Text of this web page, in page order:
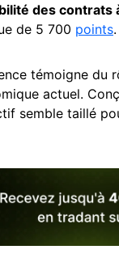
des contrats
de 5 700 points.
témoigne du
actuel.
semble taillé